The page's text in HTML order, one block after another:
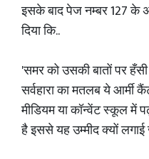
इसके बाद पेज नम्बर 127 के
दिया कि..
'समर को उसकी बातों पर
सर्वहारा का मतलब ये
मीडियम या कॉन्वेंट स्कूल में
है इससे यह उम्मीद क्यों लगाई